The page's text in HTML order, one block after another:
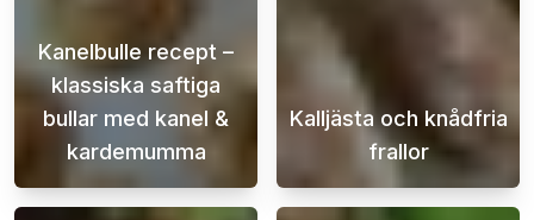
Kanelbulle recept –
klassiska saftiga
bullar med kanel &
kardemumma
Det här kanelbulle receptet är för dig
Kalljästa och knådfria
frallor
Njut av